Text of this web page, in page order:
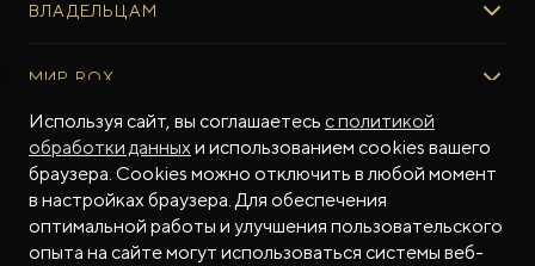
Авто в наличии
Тест-драйв
Специальные предложения
ФИНАНСЫ И УСЛУГИ
Финансовые программы
Рассчитать кредит
Трейд-ин
ВЛАДЕЛЬЦАМ
Регламент ТО
Программное обеспечение
ПОДДЕРЖКА
Гарантия производителя
Контракт гарантийной поддержки
МИР ROX
О БРЕНДЕ
Бренд ROX
Дизайн Pininfarina
СМИ о нас
МЫ В СОЦСЕТЯХ
Используя сайт, вы соглашаетесь с политикой
обработки данныхи использованием cookies вашего
браузера. Cookies можно отключить в любой момент
в настройках браузера. Для обеспечения
оптимальной работы и улучшения пользовательского
опыта на сайте могут использоваться системы веб-